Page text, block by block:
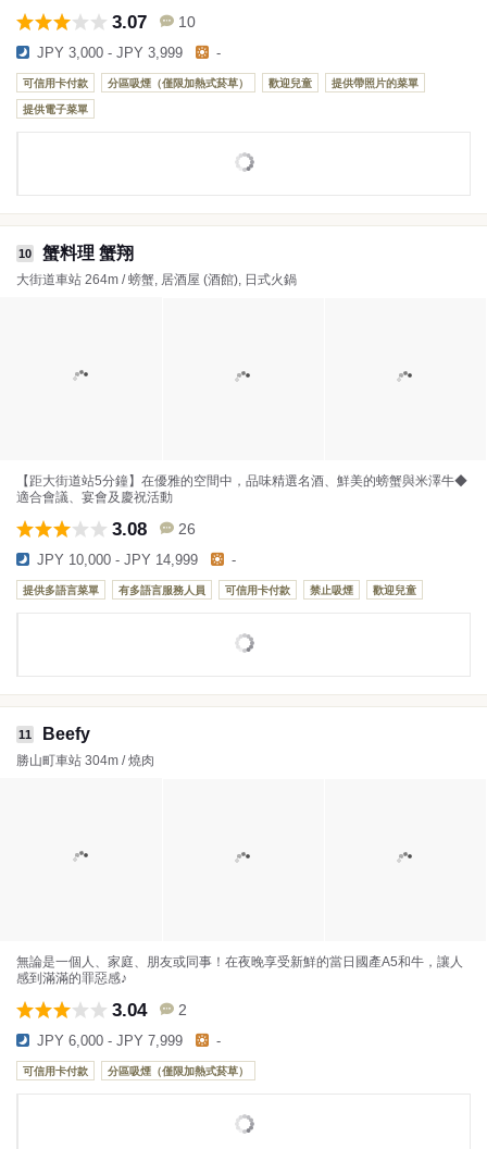
3.07 10
JPY 3,000 - JPY 3,999 -
可信用卡付款 分區吸煙（僅限加熱式菸草） 歡迎兒童 提供帶照片的菜單
提供電子菜單
10 蟹料理 蟹翔
大街道車站 264m / 螃蟹, 居酒屋 (酒館), 日式火鍋
【距大街道站5分鐘】在優雅的空間中，品味精選名酒、鮮美的螃蟹與米澤牛◆
適合會議、宴會及慶祝活動
3.08 26
JPY 10,000 - JPY 14,999 -
提供多語言菜單 有多語言服務人員 可信用卡付款 禁止吸煙 歡迎兒童
11 Beefy
勝山町車站 304m / 燒肉
無論是一個人、家庭、朋友或同事！在夜晚享受新鮮的當日國產A5和牛，讓人
感到滿滿的罪惡感♪
3.04 2
JPY 6,000 - JPY 7,999 -
可信用卡付款 分區吸煙（僅限加熱式菸草）